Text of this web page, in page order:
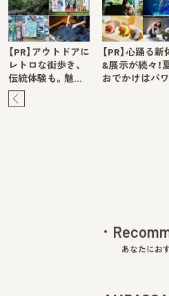
【PR】アウトドアに
レトロな街歩き、
伝統体験も。魅…
【PR】心踊る新
&展示が続々！
おでかけはパ
あなたにお